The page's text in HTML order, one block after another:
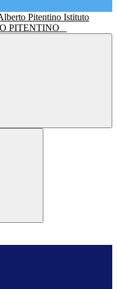
Istituto
PITENTINO